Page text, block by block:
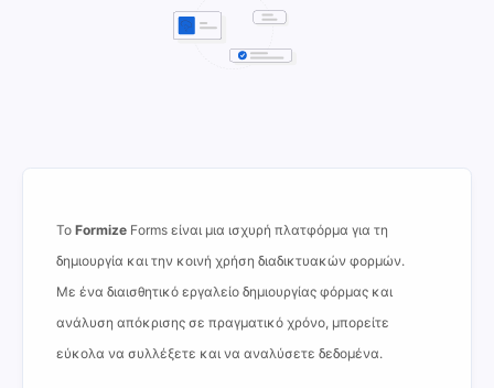
Το Formize Forms είναι μια ισχυρή πλατφόρμα για τη
δημιουργία και την κοινή χρήση διαδικτυακών φορμών.
Με ένα διαισθητικό εργαλείο δημιουργίας φόρμας και
ανάλυση απόκρισης σε πραγματικό χρόνο, μπορείτε
εύκολα να συλλέξετε και να αναλύσετε δεδομένα.